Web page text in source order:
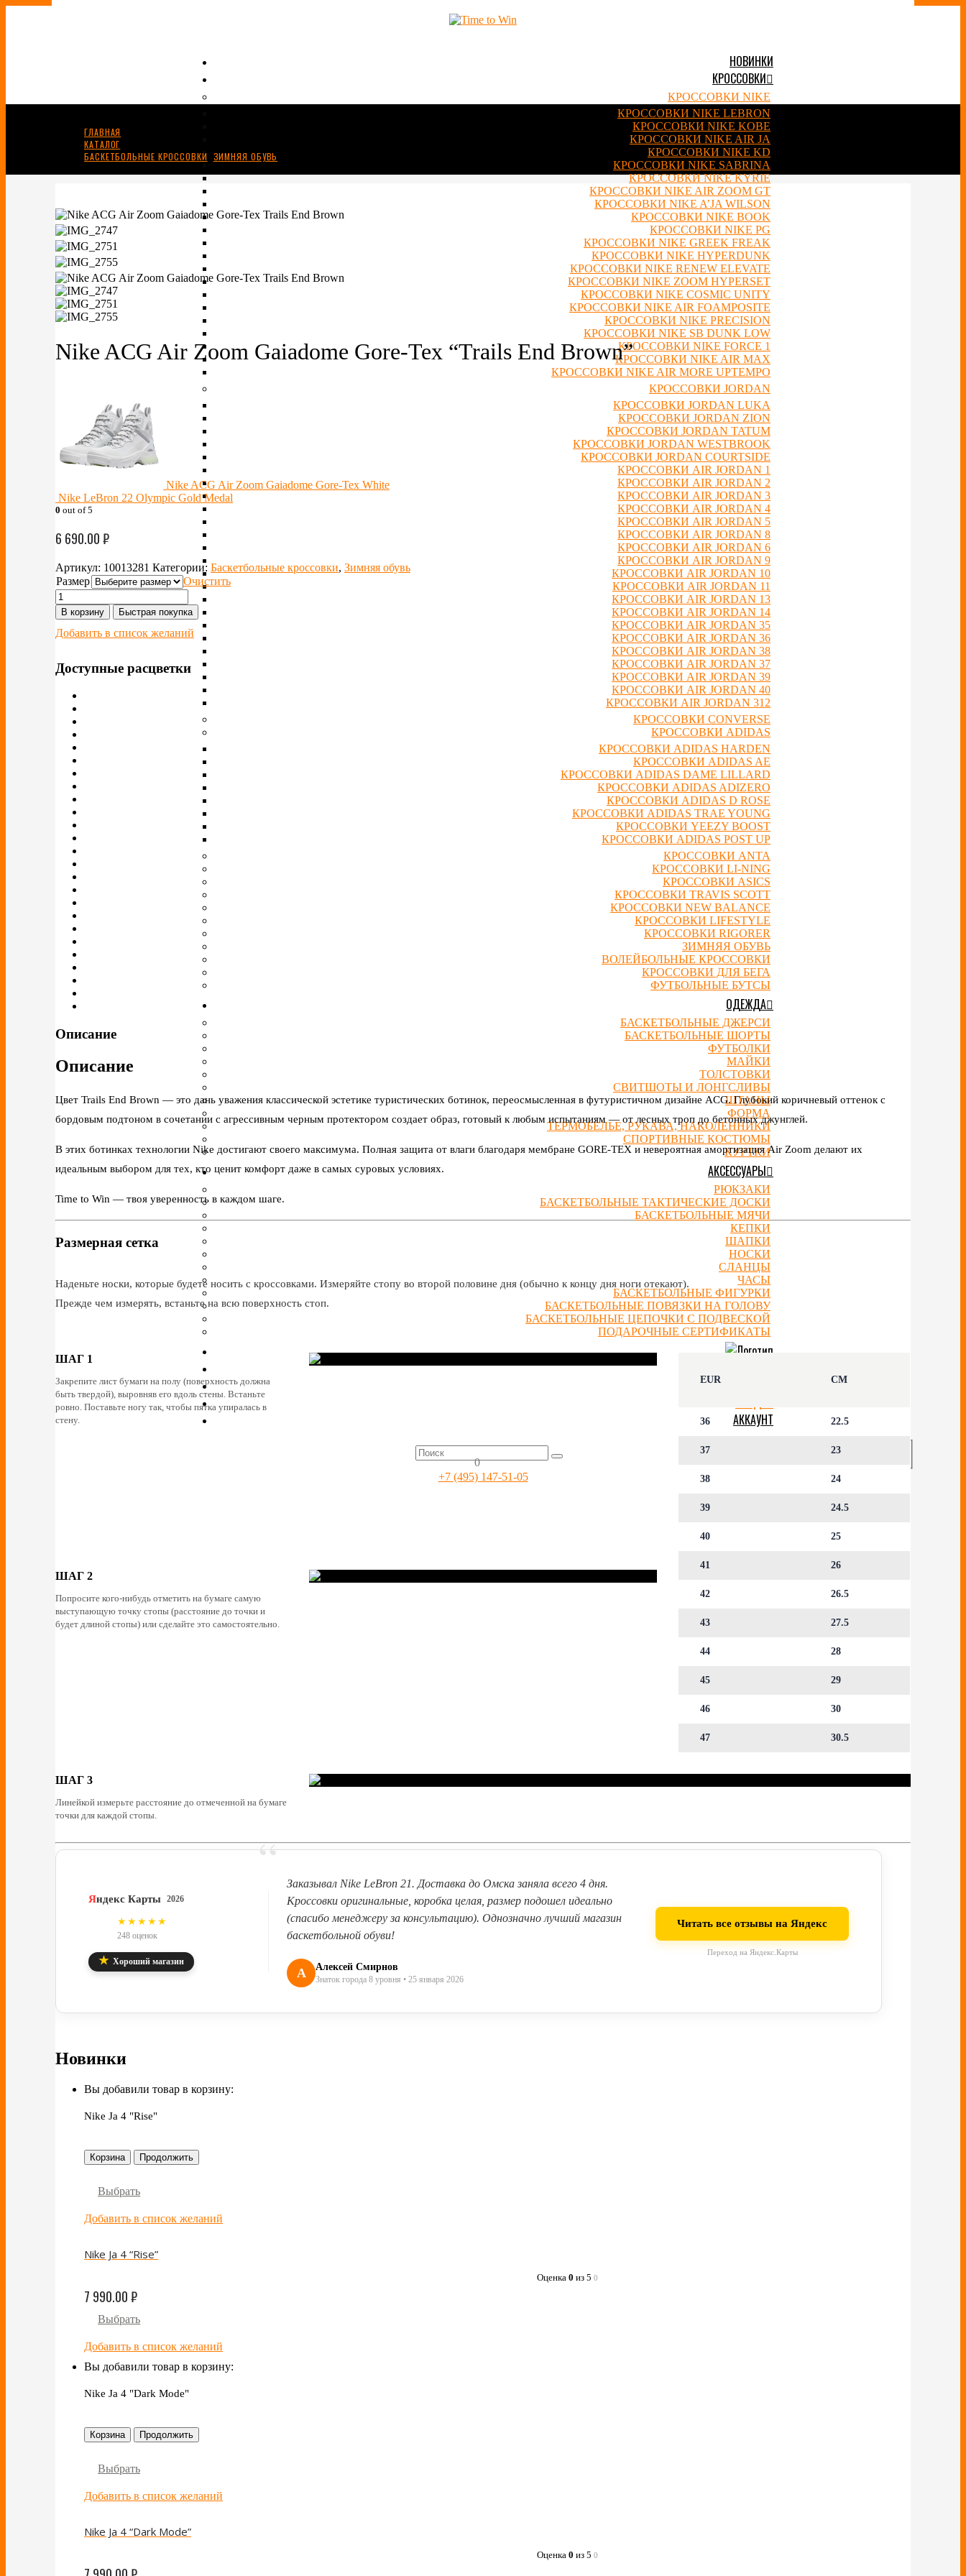
НОВИНКИ
КРОССОВКИ
КРОССОВКИ NIKE
КРОССОВКИ NIKE LEBRON
КРОССОВКИ NIKE KOBE
КРОССОВКИ NIKE AIR JA
КРОССОВКИ NIKE KD
КРОССОВКИ NIKE SABRINA
КРОССОВКИ NIKE KYRIE
КРОССОВКИ NIKE AIR ZOOM GT
КРОССОВКИ NIKE A’JA WILSON
КРОССОВКИ NIKE BOOK
КРОССОВКИ NIKE PG
КРОССОВКИ NIKE GREEK FREAK
КРОССОВКИ NIKE HYPERDUNK
КРОССОВКИ NIKE RENEW ELEVATE
КРОССОВКИ NIKE ZOOM HYPERSET
КРОССОВКИ NIKE COSMIC UNITY
КРОССОВКИ NIKE AIR FOAMPOSITE
КРОССОВКИ NIKE PRECISION
КРОССОВКИ NIKE SB DUNK LOW
КРОССОВКИ NIKE FORCE 1
КРОССОВКИ NIKE AIR MAX
КРОССОВКИ NIKE AIR MORE UPTEMPO
КРОССОВКИ JORDAN
КРОССОВКИ JORDAN LUKA
КРОССОВКИ JORDAN ZION
КРОССОВКИ JORDAN TATUM
КРОССОВКИ JORDAN WESTBROOK
КРОССОВКИ JORDAN COURTSIDE
КРОССОВКИ AIR JORDAN 1
КРОССОВКИ AIR JORDAN 2
КРОССОВКИ AIR JORDAN 3
КРОССОВКИ AIR JORDAN 4
КРОССОВКИ AIR JORDAN 5
КРОССОВКИ AIR JORDAN 8
КРОССОВКИ AIR JORDAN 6
КРОССОВКИ AIR JORDAN 9
КРОССОВКИ AIR JORDAN 10
КРОССОВКИ AIR JORDAN 11
КРОССОВКИ AIR JORDAN 13
КРОССОВКИ AIR JORDAN 14
КРОССОВКИ AIR JORDAN 35
КРОССОВКИ AIR JORDAN 36
КРОССОВКИ AIR JORDAN 38
КРОССОВКИ AIR JORDAN 37
КРОССОВКИ AIR JORDAN 39
КРОССОВКИ AIR JORDAN 40
КРОССОВКИ AIR JORDAN 312
КРОССОВКИ CONVERSE
КРОССОВКИ ADIDAS
КРОССОВКИ ADIDAS HARDEN
КРОССОВКИ ADIDAS AE
КРОССОВКИ ADIDAS DAME LILLARD
КРОССОВКИ ADIDAS ADIZERO
КРОССОВКИ ADIDAS D ROSE
КРОССОВКИ ADIDAS TRAE YOUNG
КРОССОВКИ YEEZY BOOST
КРОССОВКИ ADIDAS POST UP
КРОССОВКИ ANTA
КРОССОВКИ LI-NING
КРОССОВКИ ASICS
КРОССОВКИ TRAVIS SCOTT
КРОССОВКИ NEW BALANCE
КРОССОВКИ LIFESTYLE
КРОССОВКИ RIGORER
ЗИМНЯЯ ОБУВЬ
ВОЛЕЙБОЛЬНЫЕ КРОССОВКИ
КРОССОВКИ ДЛЯ БЕГА
ФУТБОЛЬНЫЕ БУТСЫ
ОДЕЖДА
БАСКЕТБОЛЬНЫЕ ДЖЕРСИ
БАСКЕТБОЛЬНЫЕ ШОРТЫ
ФУТБОЛКИ
МАЙКИ
ТОЛСТОВКИ
СВИТШОТЫ И ЛОНГСЛИВЫ
ШТАНЫ
ФОРМА
ТЕРМОБЕЛЬЕ, РУКАВА, НАКОЛЕННИКИ
СПОРТИВНЫЕ КОСТЮМЫ
КУРТКИ
АКСЕССУАРЫ
РЮКЗАКИ
БАСКЕТБОЛЬНЫЕ ТАКТИЧЕСКИЕ ДОСКИ
БАСКЕТБОЛЬНЫЕ МЯЧИ
КЕПКИ
ШАПКИ
НОСКИ
СЛАНЦЫ
ЧАСЫ
БАСКЕТБОЛЬНЫЕ ФИГУРКИ
БАСКЕТБОЛЬНЫЕ ПОВЯЗКИ НА ГОЛОВУ
БАСКЕТБОЛЬНЫЕ ЦЕПОЧКИ С ПОДВЕСКОЙ
ПОДАРОЧНЫЕ СЕРТИФИКАТЫ
АККАУНТ
0
+7 (495) 147-51-05
ГЛАВНАЯ
КАТАЛОГ
БАСКЕТБОЛЬНЫЕ КРОССОВКИ ЗИМНЯЯ ОБУВЬ
Nike ACG Air Zoom Gaiadome Gore-Tex “Trails End Brown”
Nike ACG Air Zoom Gaiadome Gore-Tex White
Nike LeBron 22 Olympic Gold Medal
0 out of 5
6 690.00₽
Артикул: 10013281 Категории: Баскетбольные кроссовки, Зимняя обувь
Размер
Очистить
В корзину Быстрая покупка
Добавить в список желаний
Доступные расцветки
Описание
Описание
Цвет Trails End Brown — это дань уважения классической эстетике туристических ботинок, переосмысленная в футуристичном дизайне ACG. Глубокий коричневый оттенок с
бордовым подтоном в сочетании с агрессивным черным протектором создает образ, готовый к любым испытаниям — от лесных троп до бетонных джунглей.
В этих ботинках технологии Nike достигают своего максимума. Полная защита от влаги благодаря мембране GORE-TEX и невероятная амортизация Air Zoom делают их
идеальным выбором для тех, кто ценит комфорт даже в самых суровых условиях.
Time to Win — твоя уверенность в каждом шаге.
Размерная сетка
Наденьте носки, которые будете носить с кроссовками. Измеряйте стопу во второй половине дня (обычно к концу дня ноги отекают).
Прежде чем измерять, встаньте на всю поверхность стоп.
ШАГ 1
Закрепите лист бумаги на полу (поверхность должна
быть твердой), выровняв его вдоль стены. Встаньте
ровно. Поставьте ногу так, чтобы пятка упиралась в
стену.
EUR CM
36 22.5
37 23
38 24
39 24.5
40 25
41 26
42 26.5
43 27.5
44 28
45 29
46 30
47 30.5
ШАГ 2
Попросите кого-нибудь отметить на бумаге самую
выступающую точку стопы (расстояние до точки и
будет длиной стопы) или сделайте это самостоятельно.
ШАГ 3
Линейкой измерьте расстояние до отмеченной на бумаге
точки для каждой стопы.
Яндекс Карты 2026
★★★★★
248 оценок
★ Хороший магазин
“
Заказывал Nike LeBron 21. Доставка до Омска заняла всего 4 дня.
Кроссовки оригинальные, коробка целая, размер подошел идеально
(спасибо менеджеру за консультацию). Однозначно лучший магазин
баскетбольной обуви!
А Алексей Смирнов
Знаток города 8 уровня • 25 января 2026
Читать все отзывы на Яндекс
Переход на Яндекс.Карты
Новинки
Вы добавили товар в корзину:
Nike Ja 4 "Rise"
Корзина Продолжить
Выбрать
Добавить в список желаний
Nike Ja 4 “Rise”
Оценка 0 из 5 0
7 990.00₽
Выбрать
Добавить в список желаний
Вы добавили товар в корзину:
Nike Ja 4 "Dark Mode"
Корзина Продолжить
Выбрать
Добавить в список желаний
Nike Ja 4 “Dark Mode”
Оценка 0 из 5 0